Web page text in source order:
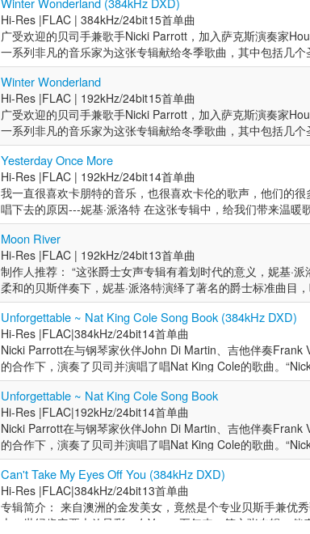
Vache, Marlena Shaw, David Krakauer, Ken Peplowski, Ann
Hamilton, Lillian Boutte, Larry Carlton and Houston Person进
更多勾人心弦的柔情风采。 2000年6月，Nicki Parrott开始与
爵士俱乐部进行表演。作为莱斯·保罗三重奏的一部分，Nicki
Paul McCartney, Slash, Steve Miller to fellow Aussie,
勒格朗，Joe W。此后她与Michel Legrand, Joe Wilder,
Pizzarelli, John Pizzarelli, Dick Hyman, Patti Labelle & the
Vache, Marlena Shaw, David Krakauer, Ken Peplowski, Ann
Hamilton, Lillian Boutte, Larry Carlton and Houston Person进
Hi-Res |FLAC | 384kHz/24bit15首单曲
广受欢迎的贝司手兼歌手Nicki Parrott，加入萨克斯演奏家
一系列非凡的音乐家为这张专辑献给冬季歌曲，其中包括几
Yourself a Merry Little Christmas”, “Blue Christmas”, “June
Warm”, “Winter Wonderland”等歌曲
Winter Wonderland
Hi-Res |FLAC | 192kHz/24bit15首单曲
广受欢迎的贝司手兼歌手Nicki Parrott，加入萨克斯演奏家
一系列非凡的音乐家为这张专辑献给冬季歌曲，其中包括几
Yourself a Merry Little Christmas”, “Blue Christmas”, “June
Warm”, “Winter Wonderland”等歌曲
Yesterday Once More
Hi-Res |FLAC | 192kHz/24bit14首单曲
我一直很喜欢卡朋特的音乐，也很喜欢卡伦的歌声，他们的
唱下去的原因---妮基·派洛特 在这张专辑中，给我们带来温暖
和谐的卡朋特组合的经典曲目在妮基富有爵士感的表演下焕
Produced by Ken Peplowski Recorded at Trading 8’s Studio
Moon River
Hi-Res |FLAC | 192kHz/24bit13首单曲
制作人推荐： “这张爵士女声专辑有着划时代的意义，妮基·
柔和的贝斯伴奏下，妮基·派洛特演绎了著名的爵士标准曲目
女歌手及大提琴手Nicki Parrott金奖专辑以单层SACD推出，
种备受发烧友及音响界推崇的格式能够提供如在现场欣赏、
H. Mancini - J. Mercer 2. Is You Is Or Is You Ain't My
Raye, G. DePaul 4. You'd Be So Nice To Come Home To:
- J. LaTouche, T. Fetter 6. I Don't Know Enough About
Donaldson - G. Kahn 8. Cry Me A River: A. Hamilton 9.
Adams 10. Besame Mucho: C. Velazquez - S. Skylar 11. I
- D. Fields 12. Nicki's Blues: N. Parrott 13. The More I See
Unforgettable ~ Nat King Cole Song Book (384kHz DXD)
Hi-Res |FLAC|384kHz/24bit14首单曲
Nicki Parrott在与钢琴家伙伴John Di Martin、吉他伴奏
的合作下，演奏了贝司并演唱了唱Nat King Cole的歌曲。
具有独创性编排带来十足的诱惑。” ——爵士时报 Nicki出生
乐，接着又学习了长笛。Nicki在15岁时改学低音提琴。高中
习爵士乐。在那里，她开始和澳大利亚音乐家一起演奏，如
Bernie McGann, Ten Part Invention。她还和俄罗斯音乐家
手Bobby Shew和Chuck Findley一起游览了澳大利亚。她又
Clayton。 2000年6月，妮基开始与传奇吉他手和发明家莱斯
为莱斯·保罗三重奏的一部分，妮基和众多吉他大师们一起并
Miller to fellow Aussie, Tommy Emmanuel等。此后她与
Terry, Jose Feliciano, Bucky Pizzarelli, John Pizzarelli, Dick
Unforgettable ~ Nat King Cole Song Book
Hi-Res |FLAC|192kHz/24bit14首单曲
Nicki Parrott在与钢琴家伙伴John Di Martin、吉他伴奏
的合作下，演奏了贝司并演唱了唱Nat King Cole的歌曲。
具有独创性编排带来十足的诱惑。” ——爵士时报 Nicki出生
乐，接着又学习了长笛。Nicki在15岁时改学低音提琴。高中
习爵士乐。在那里，她开始和澳大利亚音乐家一起演奏，如
Bernie McGann, Ten Part Invention。她还和俄罗斯音乐家
手Bobby Shew和Chuck Findley一起游览了澳大利亚。她又
Can't Take My Eyes Off You (384kHz DXD)
Hi-Res |FLAC|384kHz/24bit13首单曲
专辑简介： 来自澳洲的金发美女，竟然是个专业贝斯手兼优
十一世纪肯定要大放异彩。在Venus五年来，第六张专辑，